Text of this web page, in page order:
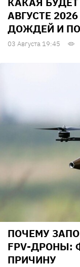
АВГУСТЕ
ДОЖДЕЙ И
03 Августа 19:45
ПОЧЕМУ
FPV-ДРОНЫ:
ПРИЧИНУ